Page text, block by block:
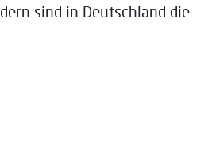
sind in Deutschland die